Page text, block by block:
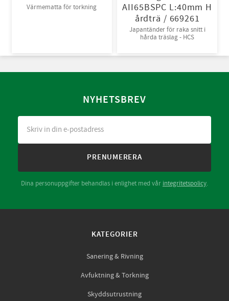
Värmematta för torkning
AII65BSPC L:40mm H
årdträ / 669261
Japantänder för raka snitt i
hårda träslag - HCS
NYHETSBREV
PRENUMERERA
Dina personuppgifter behandlas i enlighet med vår integritetspolicy.
KATEGORIER
Sanering & Rivning
Avfuktning & Torkning
Skyddsutrustning